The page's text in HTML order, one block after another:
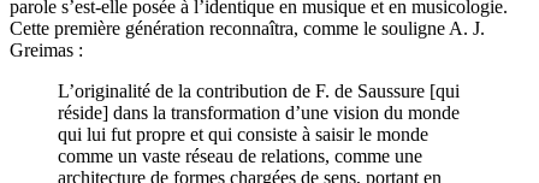
parole s’est-elle posée à l’identique en musique et en musicologie.
Cette première génération reconnaîtra, comme le souligne A. J.
Greimas :
L’originalité de la contribution de F. de Saussure [qui
réside] dans la transformation d’une vision du monde
qui lui fut propre et qui consiste à saisir le monde
comme un vaste réseau de relations, comme une
architecture de formes chargées de sens, portant en